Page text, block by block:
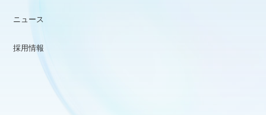
ニュース
採用情報